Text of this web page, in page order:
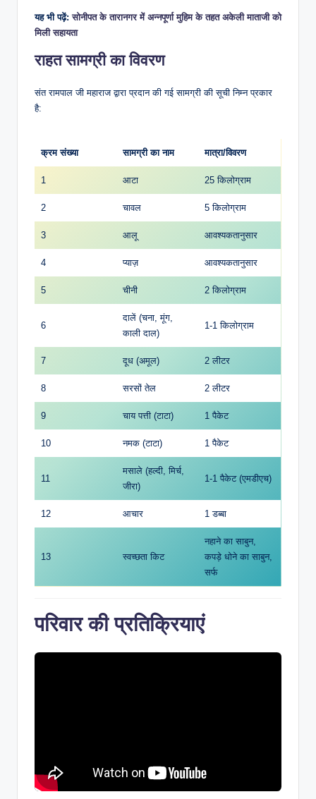
यह भी पढ़ें:सोनीपत के तारानगर में अन्नपूर्णा मुहिम के तहत अकेली माताजी को
मिली सहायता
​राहत सामग्री का विवरण
​संत रामपाल जी महाराज द्वारा प्रदान की गई सामग्री की सूची निम्न प्रकार
है:
क्रम संख्या सामग्री का नाम मात्रा/विवरण
1 आटा 25 किलोग्राम
2 चावल 5 किलोग्राम
3 आलू आवश्यकतानुसार
4 प्याज़ आवश्यकतानुसार
5 चीनी 2 किलोग्राम
6
दालें (चना, मूंग,
काली दाल)
1-1 किलोग्राम
7 दूध (अमूल) 2 लीटर
8 सरसों तेल 2 लीटर
9 चाय पत्ती (टाटा) 1 पैकेट
10 नमक (टाटा) 1 पैकेट
11
मसाले (हल्दी, मिर्च,
जीरा)
1-1 पैकेट (एमडीएच)
12 आचार 1 डब्बा
13 स्वच्छता किट
नहाने का साबुन,
कपड़े धोने का साबुन,
सर्फ
परिवार की प्रतिक्रियाएं